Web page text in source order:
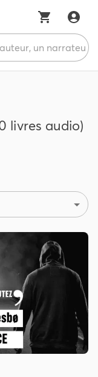
livres audio)